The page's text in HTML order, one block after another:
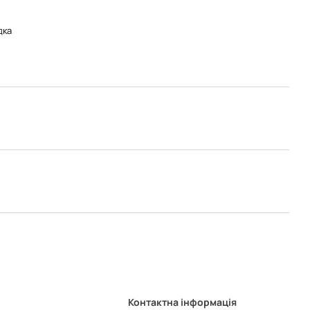
Контактна інформація